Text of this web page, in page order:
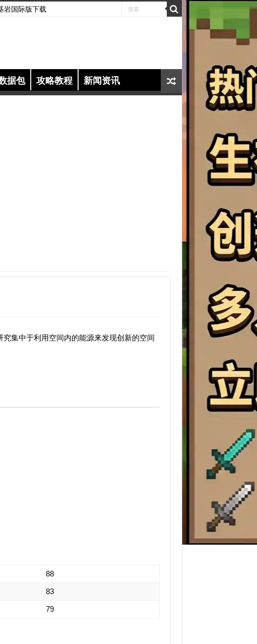
岩国际版下载
据包 攻略教程 新闻资讯
集中于利用空间内的能源来发现创新的空间
88
83
79